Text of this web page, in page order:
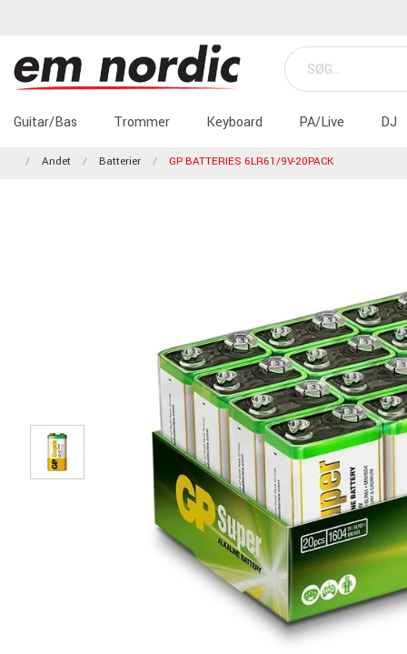
Guitar/Bas Trommer Keyboard PA/Live DJ
Andet Batterier GP BATTERIES 6LR61/9V-20PACK